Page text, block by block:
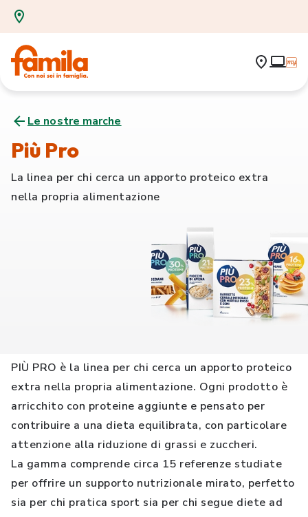
Le nostre marche
Più Pro
La linea per chi cerca un apporto proteico extra
nella propria alimentazione
PIÙ PRO è la linea per chi cerca un apporto proteico
extra nella propria alimentazione. Ogni prodotto è
arricchito con proteine aggiunte e pensato per
contribuire a una dieta equilibrata, con particolare
attenzione alla riduzione di grassi e zuccheri.
La gamma comprende circa 15 referenze studiate
per offrire un supporto nutrizionale mirato, perfetto
sia per chi pratica sport sia per chi segue diete ad